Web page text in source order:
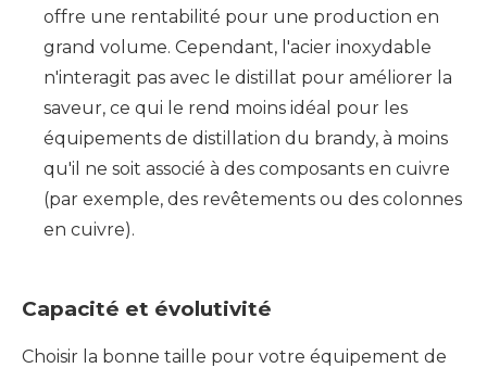
offre une rentabilité pour une production en
grand volume. Cependant, l'acier inoxydable
n'interagit pas avec le distillat pour améliorer la
saveur, ce qui le rend moins idéal pour les
équipements de distillation du brandy, à moins
qu'il ne soit associé à des composants en cuivre
(par exemple, des revêtements ou des colonnes
en cuivre).
Capacité et évolutivité
Choisir la bonne taille pour votre équipement de